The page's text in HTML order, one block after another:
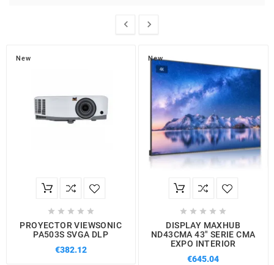
 
New
    
PROYECTOR VIEWSONIC
PA503S SVGA DLP
€382.12
New
    
DISPLAY MAXHUB
ND43CMA 43" SERIE CMA
EXPO INTERIOR
€645.04